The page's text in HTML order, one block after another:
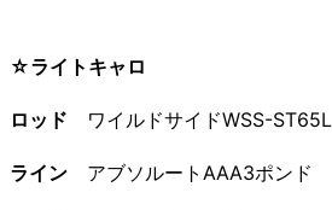
☆ライトキャロ
ロッド ワイルドサイドWSS-ST65L
ライン アブソルートAAA3ポンド